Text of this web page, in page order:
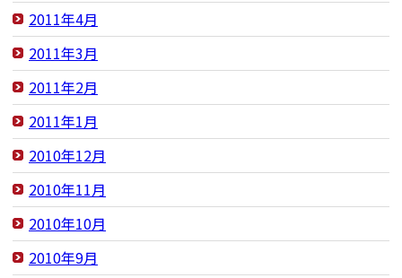
2011年4月
2011年3月
2011年2月
2011年1月
2010年12月
2010年11月
2010年10月
2010年9月